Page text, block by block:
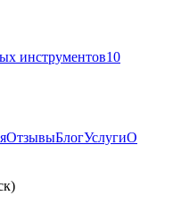
инструментов10
ОтзывыБлогУслугиО